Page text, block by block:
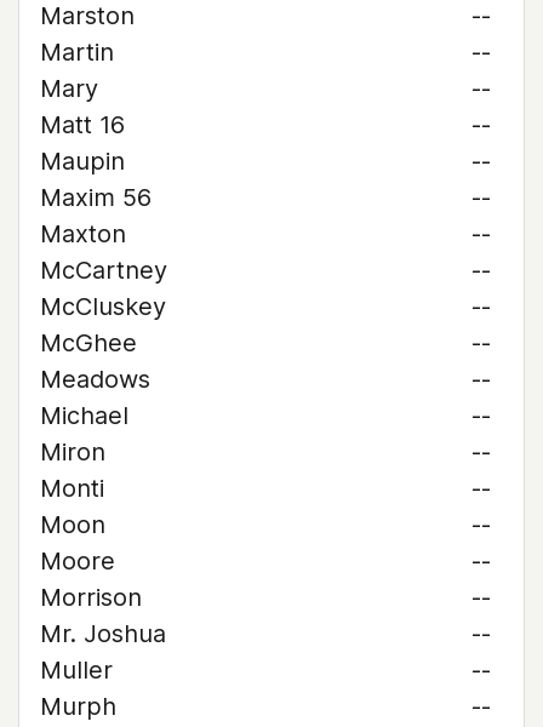
Marston
--
Martin
--
Mary
--
Matt 16
--
Maupin
--
Maxim 56
--
Maxton
--
McCartney
--
McCluskey
--
McGhee
--
Meadows
--
Michael
--
Miron
--
Monti
--
Moon
--
Moore
--
Morrison
--
Mr. Joshua
--
Muller
--
Murph
--